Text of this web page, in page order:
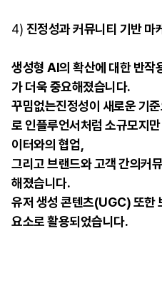
4) 진정성과 커뮤니티 기반 마
생성형 AI의 확산에 대한 반작
가 더욱 중요해졌습니다.
꾸밈없는진정성이 새로운 기
로 인플루언서처럼 소규모지
이터와의 협업,
그리고 브랜드와 고객 간의커
해졌습니다.
유저 생성 콘텐츠(UGC) 또한
요소로 활용되었습니다.